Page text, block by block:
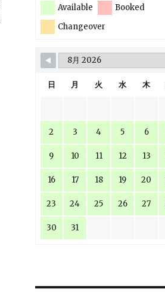
Available
Booked
Changeover
日 月 火 水 木
2 3 4 5 6
9 10 11 12 13
16 17 18 19 20
23 24 25 26 27
30 31